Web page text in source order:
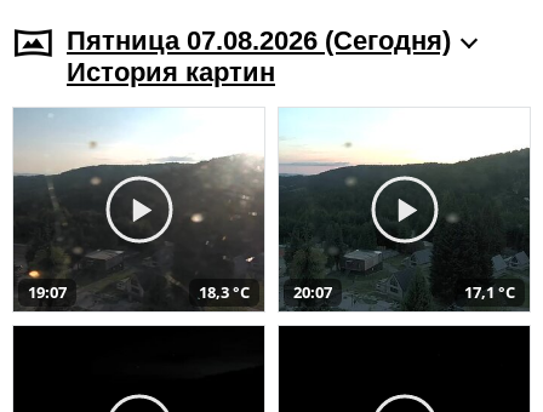
Пятница 07.08.2026 (Cегодня)
История картин
19:07 18,3 °C 20:07 17,1 °C